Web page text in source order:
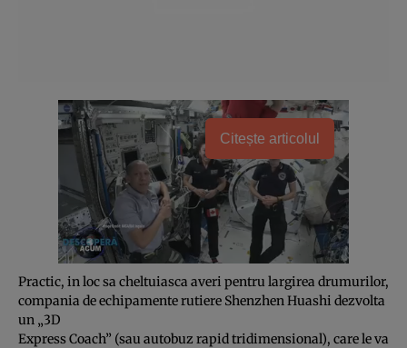
Citește articolul
Practic, in loc sa cheltuiasca averi pentru largirea drumurilor,
compania de echipamente rutiere Shenzhen Huashi dezvolta
un „3D
Express Coach” (sau autobuz rapid tridimensional), care le va